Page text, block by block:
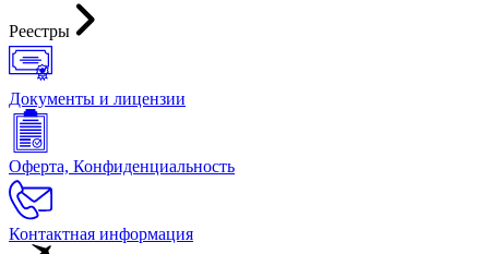
Реестры
Документы и лицензии
Оферта, Конфиденциальность
Контактная информация